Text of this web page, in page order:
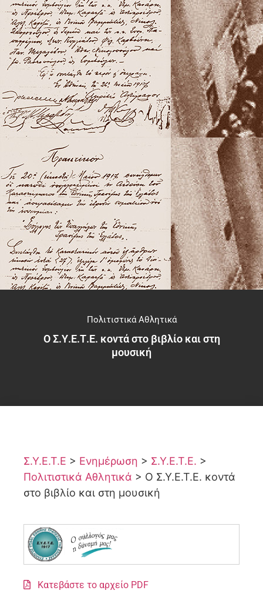
Πολιτιστικά Αθλητικά
Ο Σ.Υ.Ε.Τ.Ε. κοντά στο βιβλίο και στη
μουσική
Σ.Υ.Ε.Τ.Ε > Ενημέρωση > Σ.Υ.Ε.Τ.Ε. >
Πολιτιστικά Αθλητικά > Ο Σ.Υ.Ε.Τ.Ε. κοντά
στο βιβλίο και στη μουσική
Κατεβάστε το αρχείο PDF